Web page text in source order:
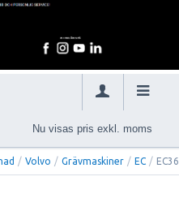
Nu visas pris exkl. moms
/ Volvo / Grävmaskiner / EC /